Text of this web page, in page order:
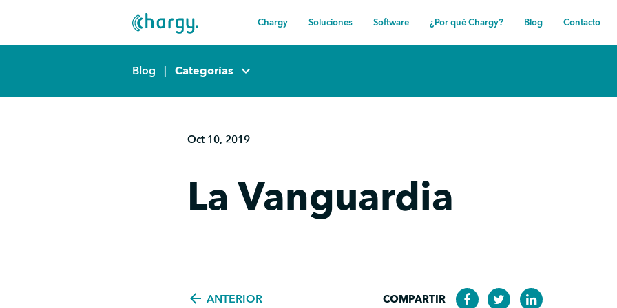
Chargy Soluciones Software ¿Por qué Chargy? Blog Contacto
Blog | Categorías keyboard_arrow_down
Oct 10, 2019
La Vanguardia
arrow_back ANTERIOR COMPARTIR